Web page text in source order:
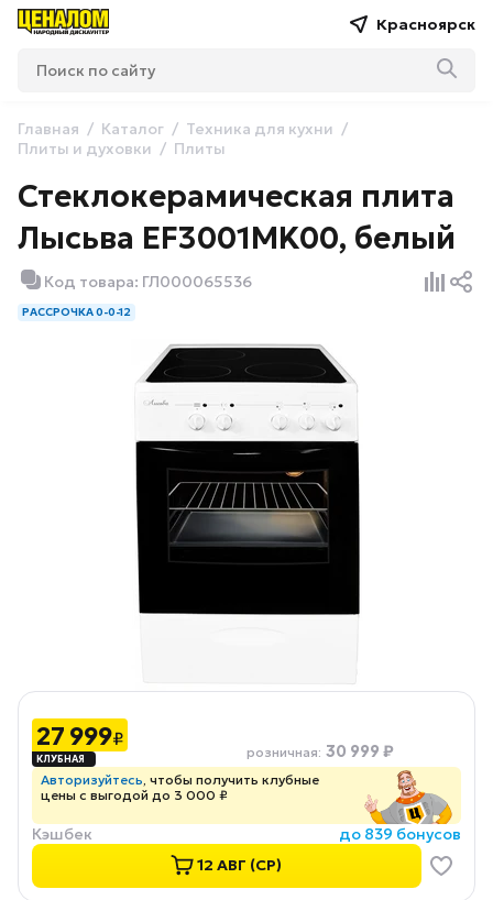
Красноярск
Главная Каталог
Техника для кухни
Плиты и духовки
Плиты
Стеклокерамическая плита
Лысьва EF3001MK00, белый
Код товара: ГЛ000065536
РАССРОЧКА 0-0-12
27 999₽
розничная: 30 999 ₽
Авторизуйтесь, чтобы получить клубные
цены с выгодой до 3 000 ₽
Кэшбек
до 839 бонусов
12 АВГ (СР)